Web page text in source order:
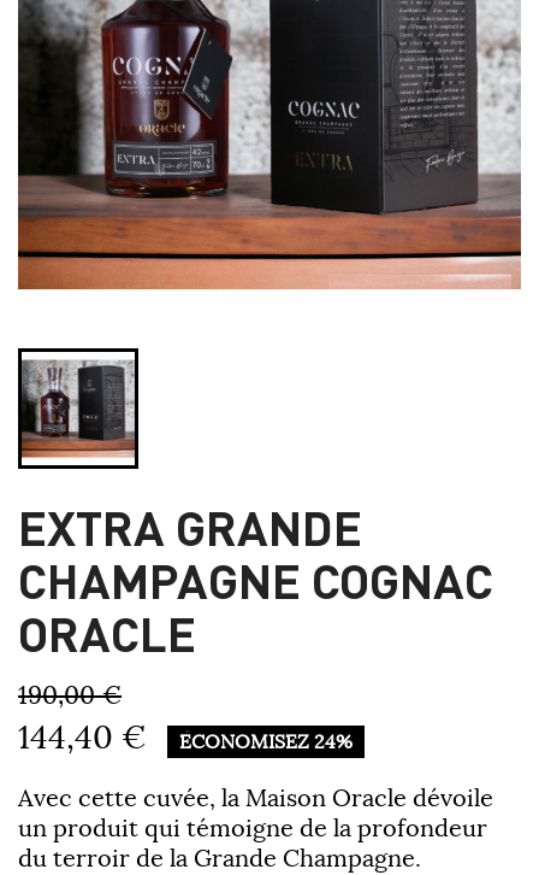
EXTRA GRANDE
CHAMPAGNE COGNAC
ORACLE
190,00 €
144,40 € ÉCONOMISEZ 24%
Avec cette cuvée, la Maison Oracle dévoile
un produit qui témoigne de la profondeur
du terroir de la Grande Champagne.